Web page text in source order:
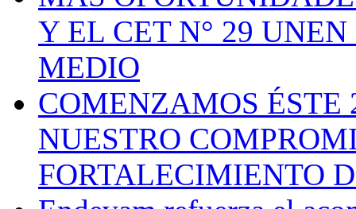
Y EL CET N° 29
MEDIO
COMENZAMOS
NUESTRO
FORTALECIMIENTO